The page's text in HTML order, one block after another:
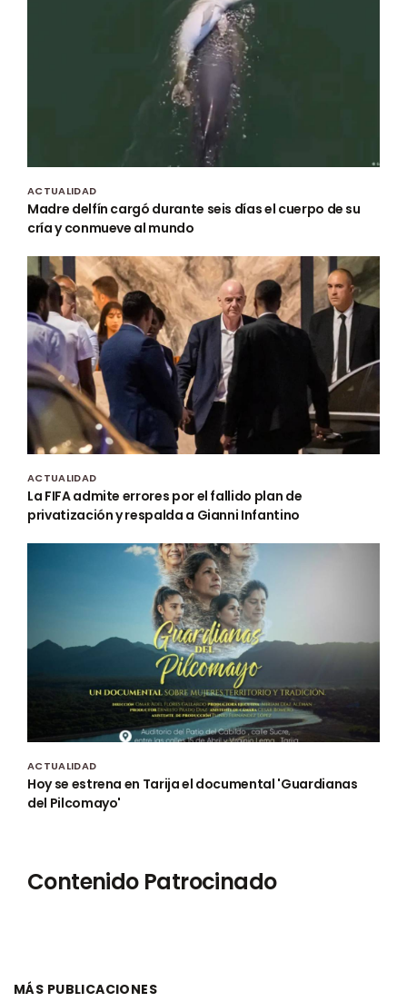
ACTUALIDAD
Madre delfín cargó durante seis días el cuerpo de su
cría y conmueve al mundo
ACTUALIDAD
La FIFA admite errores por el fallido plan de
privatización y respalda a Gianni Infantino
ACTUALIDAD
Hoy se estrena en Tarija el documental 'Guardianas
del Pilcomayo'
Contenido Patrocinado
MÁS PUBLICACIONES